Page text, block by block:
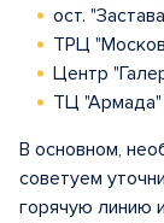
ост.
ТРЦ
Центр
ТЦ "Армада"
В основном,
советуем
горячую линию